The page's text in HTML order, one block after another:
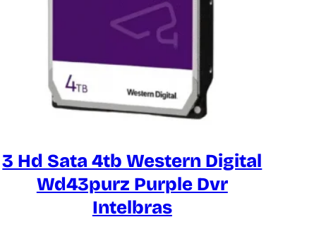
3 Hd Sata 4tb Western Digital
Wd43purz Purple Dvr
Intelbras